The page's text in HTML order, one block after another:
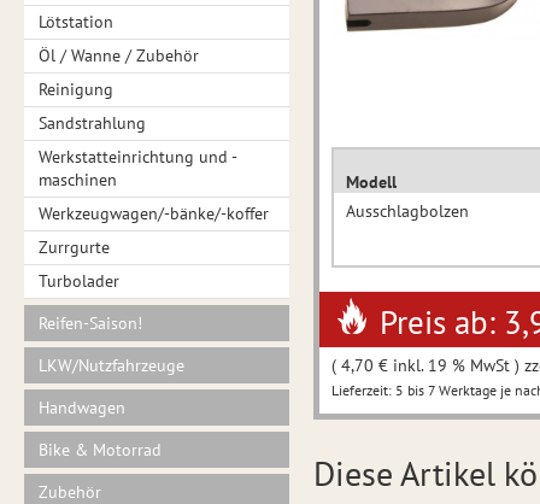
Lötstation
Öl / Wanne / Zubehör
Reinigung
Sandstrahlung
Werkstatteinrichtung und -
maschinen
Werkzeugwagen/-bänke/-koffer
Zurrgurte
Turbolader
Reifen-Saison!
LKW/Nutzfahrzeuge
Handwagen
Bike & Motorrad
Zubehör
Modell
Ausschlagbolzen
Preis ab:
( 4,70 € inkl. 19 % MwSt )
Lieferzeit: 5 bis 7 Werktage je
Diese Artikel